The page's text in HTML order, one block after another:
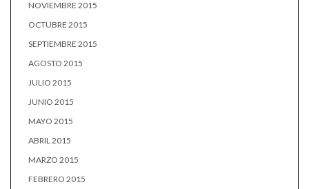
NOVIEMBRE 2015
OCTUBRE 2015
SEPTIEMBRE 2015
AGOSTO 2015
JULIO 2015
JUNIO 2015
MAYO 2015
ABRIL 2015
MARZO 2015
FEBRERO 2015